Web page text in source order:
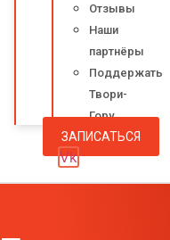
Отзывы
Наши
партнёры
Поддержать
Твори-
Гору
ЗАПИСАТЬСЯ
Vk